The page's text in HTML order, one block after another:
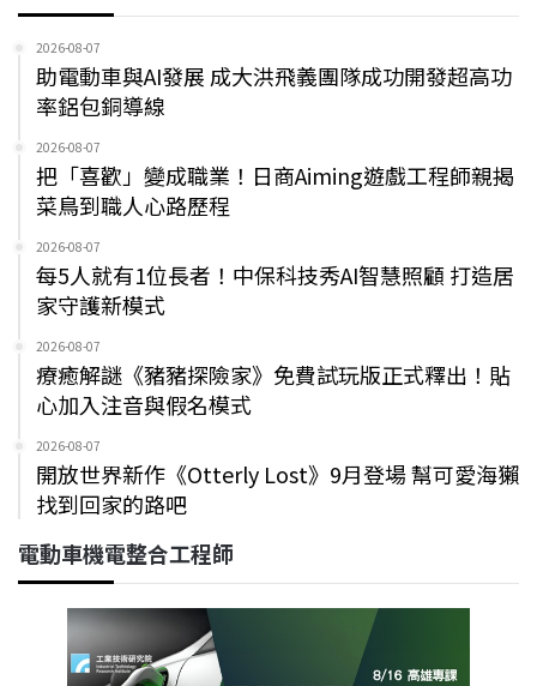
2026-08-07
助電動車與AI發展 成大洪飛義團隊成功開發超高功
率鋁包銅導線
2026-08-07
把「喜歡」變成職業！日商Aiming遊戲工程師親揭
菜鳥到職人心路歷程
2026-08-07
每5人就有1位長者！中保科技秀AI智慧照顧 打造居
家守護新模式
2026-08-07
療癒解謎《豬豬探險家》免費試玩版正式釋出！貼
心加入注音與假名模式
2026-08-07
開放世界新作《Otterly Lost》9月登場 幫可愛海獺
找到回家的路吧
電動車機電整合工程師